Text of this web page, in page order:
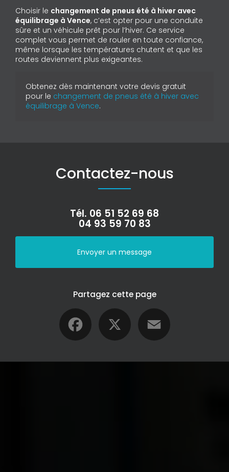
Choisir le changement de pneus été à hiver avec
équilibrage à Vence, c’est opter pour une conduite
sûre et un véhicule prêt pour l’hiver. Ce service
complet vous permet de rouler en toute confiance,
même lorsque les températures chutent et que les
routes deviennent plus exigeantes.
Obtenez dès maintenant votre devis gratuit
pour le changement de pneus été à hiver avec
équilibrage à Vence.
Contactez-nous
Tél. 06 51 52 69 68
04 93 59 70 83
Envoyer un message
Partagez cette page
Facebook